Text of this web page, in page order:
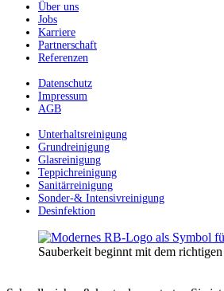
Über uns
Jobs
Karriere
Partnerschaft
Referenzen
Datenschutz
Impressum
AGB
Unterhaltsreinigung
Grundreinigung
Glasreinigung
Teppichreinigung
Sanitärreinigung
Sonder-& Intensivreinigung
Desinfektion
Sauberkeit beginnt mit dem